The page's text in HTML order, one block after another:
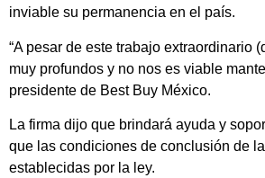
inviable su permanencia en el país.
“A pesar de este trabajo extraordinario
muy profundos y no nos es viable
presidente de Best Buy México.
La firma dijo que brindará ayuda y
que las condiciones de conclusión de
establecidas por la ley.